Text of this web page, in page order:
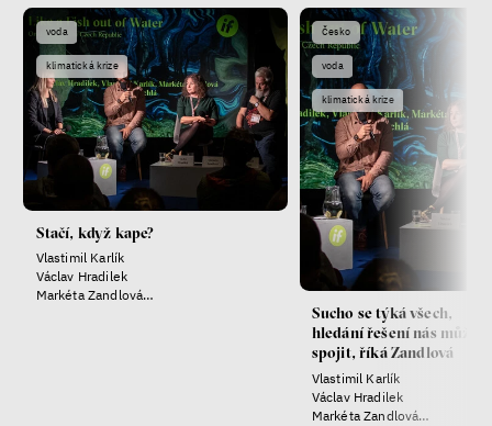
Fotogalerie IF 2025
Patricia Churchland
Filozofka
voda
klimatická krize
Stačí, když kape?
Vlastimil Karlík
Václav Hradilek
Markéta Zandlová
Česko
voda
klimatická krize
Sucho se týká všech,
hledání řešení nás může
spojit, říká Zandlová
Vlastimil Karlík
Václav Hradilek
Markéta Zandlová